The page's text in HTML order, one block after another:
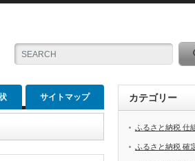
サイトマップ カテゴリー
ふるさと納税 仕
ふるさと納税 確